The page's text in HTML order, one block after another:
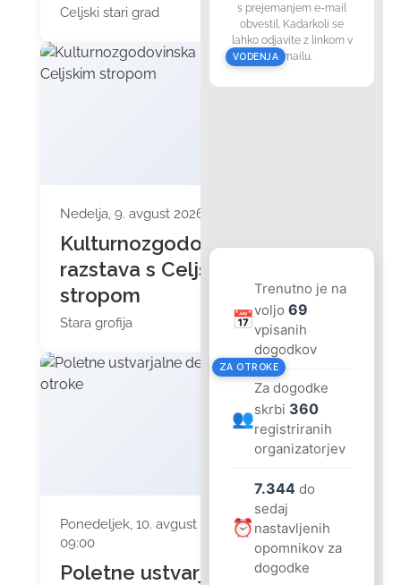
Celjski stari grad
VODENJA
Nedelja, 9. avgust 2026 ob 11:00
Kulturnozgodovinska
razstava s Celjskim
stropom
Stara grofija
ZA OTROKE
Ponedeljek, 10. avgust 2026 ob
09:00
Poletne ustvarjalne
s prejemanjem e-mail
obvestil. Kadarkoli se
lahko odjavite z linkom v
e-mailu.
📅
Trenutno je na
voljo 69
vpisanih
dogodkov
👥
Za dogodke
skrbi 360
registriranih
organizatorjev
⏰
7.344 do
sedaj
nastavljenih
opomnikov za
dogodke